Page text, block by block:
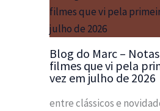
Blog do Marc –
filmes que vi pela
vez em julho de 2026
entre clássicos e